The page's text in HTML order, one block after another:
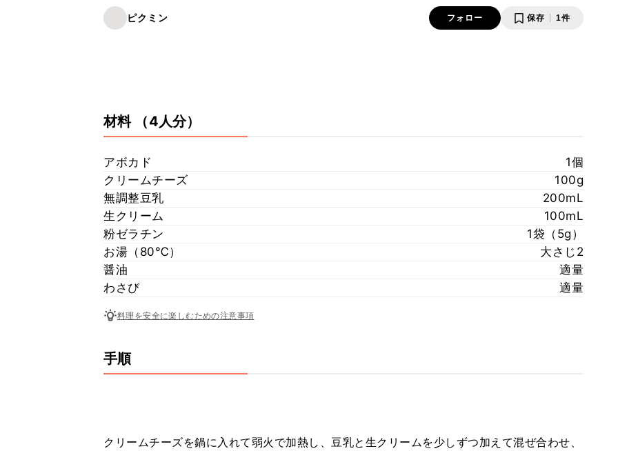
ピクミン フォロー 保存 1件
材料 （4人分）
アボカド
1個
クリームチーズ
100g
無調整豆乳
200mL
生クリーム
100mL
粉ゼラチン
1袋（5g）
お湯（80℃）
大さじ2
醤油
適量
わさび
適量
料理を安全に楽しむための注意事項
手順
クリームチーズを鍋に入れて弱火で加熱し、豆乳と生クリームを少しずつ加えて混ぜ合わせ、